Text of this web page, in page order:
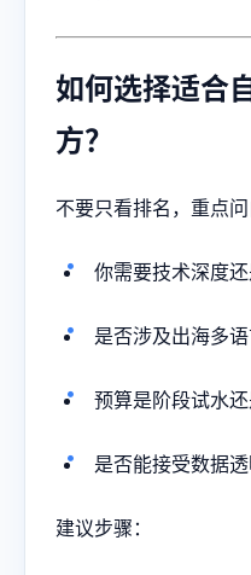
如何选择适合
方？
不要只看排名，重点问
你需要技术深度还
是否涉及出海多语
预算是阶段试水还
是否能接受数据透
建议步骤：